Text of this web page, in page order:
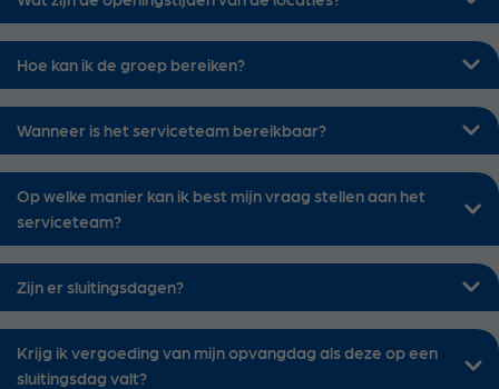
Hoe kan ik de groep bereiken?
Wanneer is het serviceteam bereikbaar?
Op welke manier kan ik best mijn vraag stellen aan het
serviceteam?
Zijn er sluitingsdagen?
Krijg ik vergoeding van mijn opvangdag als deze op een
sluitingsdag valt?